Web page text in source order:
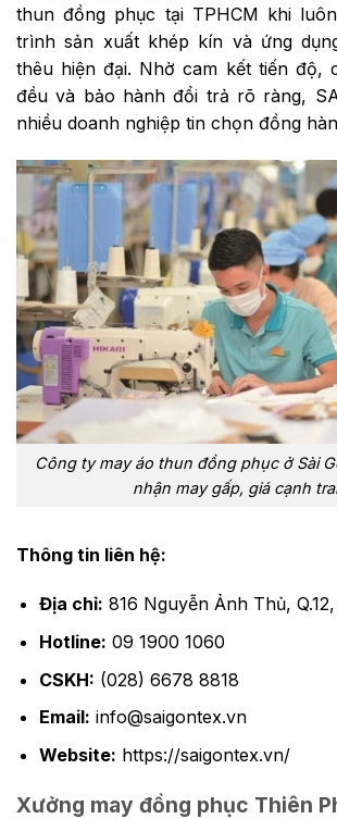
thun đồng phục tại TPHCM khi
trình sản xuất khép kín và ứng
thêu hiện đại. Nhờ cam kết tiến độ,
đều và bảo hành đổi trả rõ ràng,
nhiều doanh nghiệp tin chọn đồng
Công ty may áo thun đồng phục ở Sài
nhận may gấp, giá cạnh
Thông tin liên hệ:
Địa chỉ: 816 Nguyễn Ảnh Thủ,
Hotline: 09 1900 1060
CSKH: (028) 6678 8818
Email: info@saigontex.vn
Website: https://saigontex.vn/
Xưởng may đồng phục Thiên